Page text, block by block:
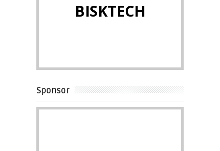
BISKTECH
Sponsor